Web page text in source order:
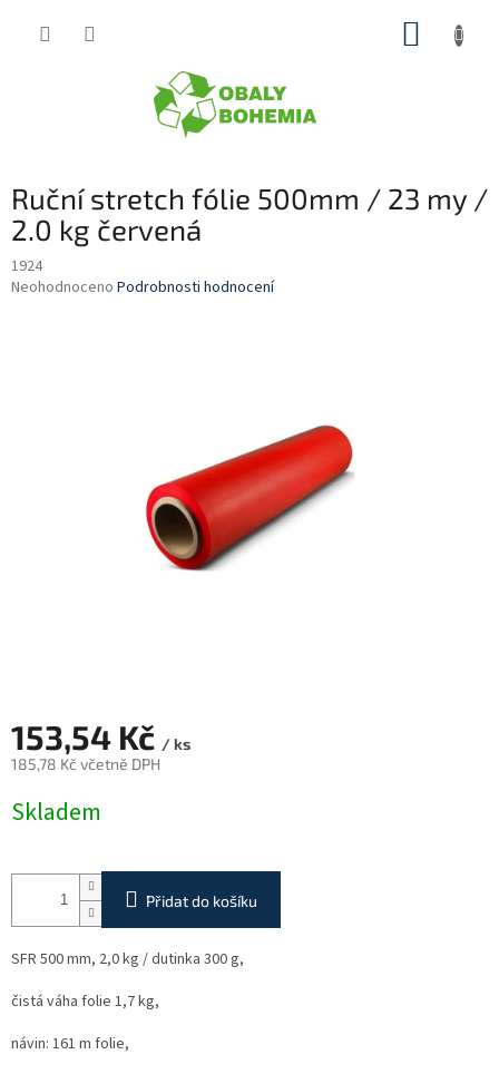
Ruční stretch fólie 500mm / 23 my /
2.0 kg červená
1924
Průměrné
Neohodnoceno Podrobnosti hodnocení
153,54 Kč / ks
185,78 Kč včetně DPH
cena:
Skladem
Přidat do košíku
SFR 500 mm, 2,0 kg / dutinka 300 g,
čistá váha folie 1,7 kg,
návin: 161 m folie,